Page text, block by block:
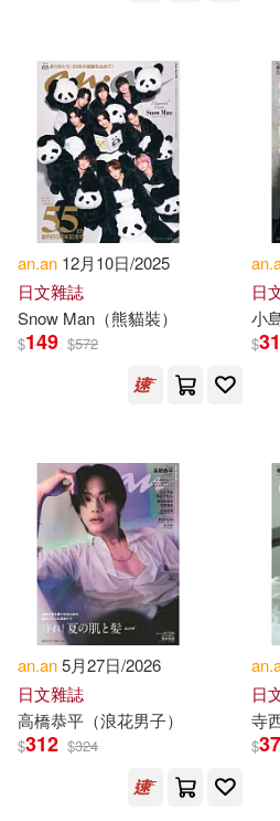
Adaeze C.(1)
Agyeman-Anane(1)
Akinlabi(1)
Alex P. (EDT)/ Roetzel(1)
Anan (CON)/ Kerret(1)
Anan (EDT)/ Arida(1)
Anan (EDT)/ Ramey(1)
Anan Eva(1)
an.an 12月10日/2025
日文雜誌
Snow Man（熊貓裝）
$149 $572
日
小
$
an.an5月27日/2026
日文雜誌
高橋恭平（浪花男子）
$312 $324
日
寺
$